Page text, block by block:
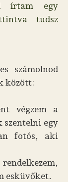
írtam egy
tudsz
számolnod
között:
végzem a
szentelni egy
fotós, aki
esküvőket.